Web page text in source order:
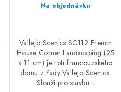
Na objednávku
Vallejo Scenics SC112 French
House Corner Landscaping (25
x 11 cm) je roh francouzského
domu z řady Vallejo Scenics.
Slouží pro stavbu...